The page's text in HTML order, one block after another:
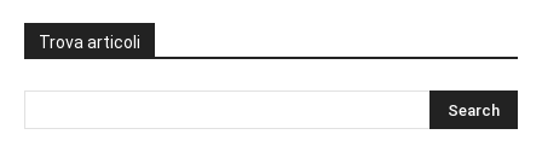
Trova articoli